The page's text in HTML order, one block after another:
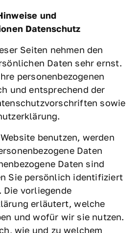
und
Datenschutz
Seiten nehmen den
Daten sehr ernst.
personenbezogenen
und entsprechend der
sowie
benutzen, werden
Daten
Daten sind
Sie persönlich identifiziert
Die vorliegende
erläutert, welche
und wofür wir sie nutzen.
wie und zu welchem